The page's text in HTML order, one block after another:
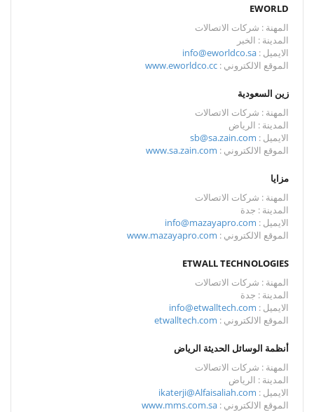
EWORLD
المهنة : شركات الاتصالات
المدينة : الخبر
الايميل : info@eworldco.sa
الموقع الالكتروني : www.eworldco.cc
زين السعودية
المهنة : شركات الاتصالات
المدينة : الرياض
الايميل : sb@sa.zain.com
الموقع الالكتروني : www.sa.zain.com
مزايا
المهنة : شركات الاتصالات
المدينة : جدة
الايميل : info@mazayapro.com
الموقع الالكتروني : www.mazayapro.com
ETWALL TECHNOLOGIES
المهنة : شركات الاتصالات
المدينة : جدة
الايميل : info@etwalltech.com
الموقع الالكتروني : etwalltech.com
أنظمة الوسائل الحديثة الرياض
المهنة : شركات الاتصالات
المدينة : الرياض
الايميل : ikaterji@Alfaisaliah.com
الموقع الالكتروني : www.mms.com.sa